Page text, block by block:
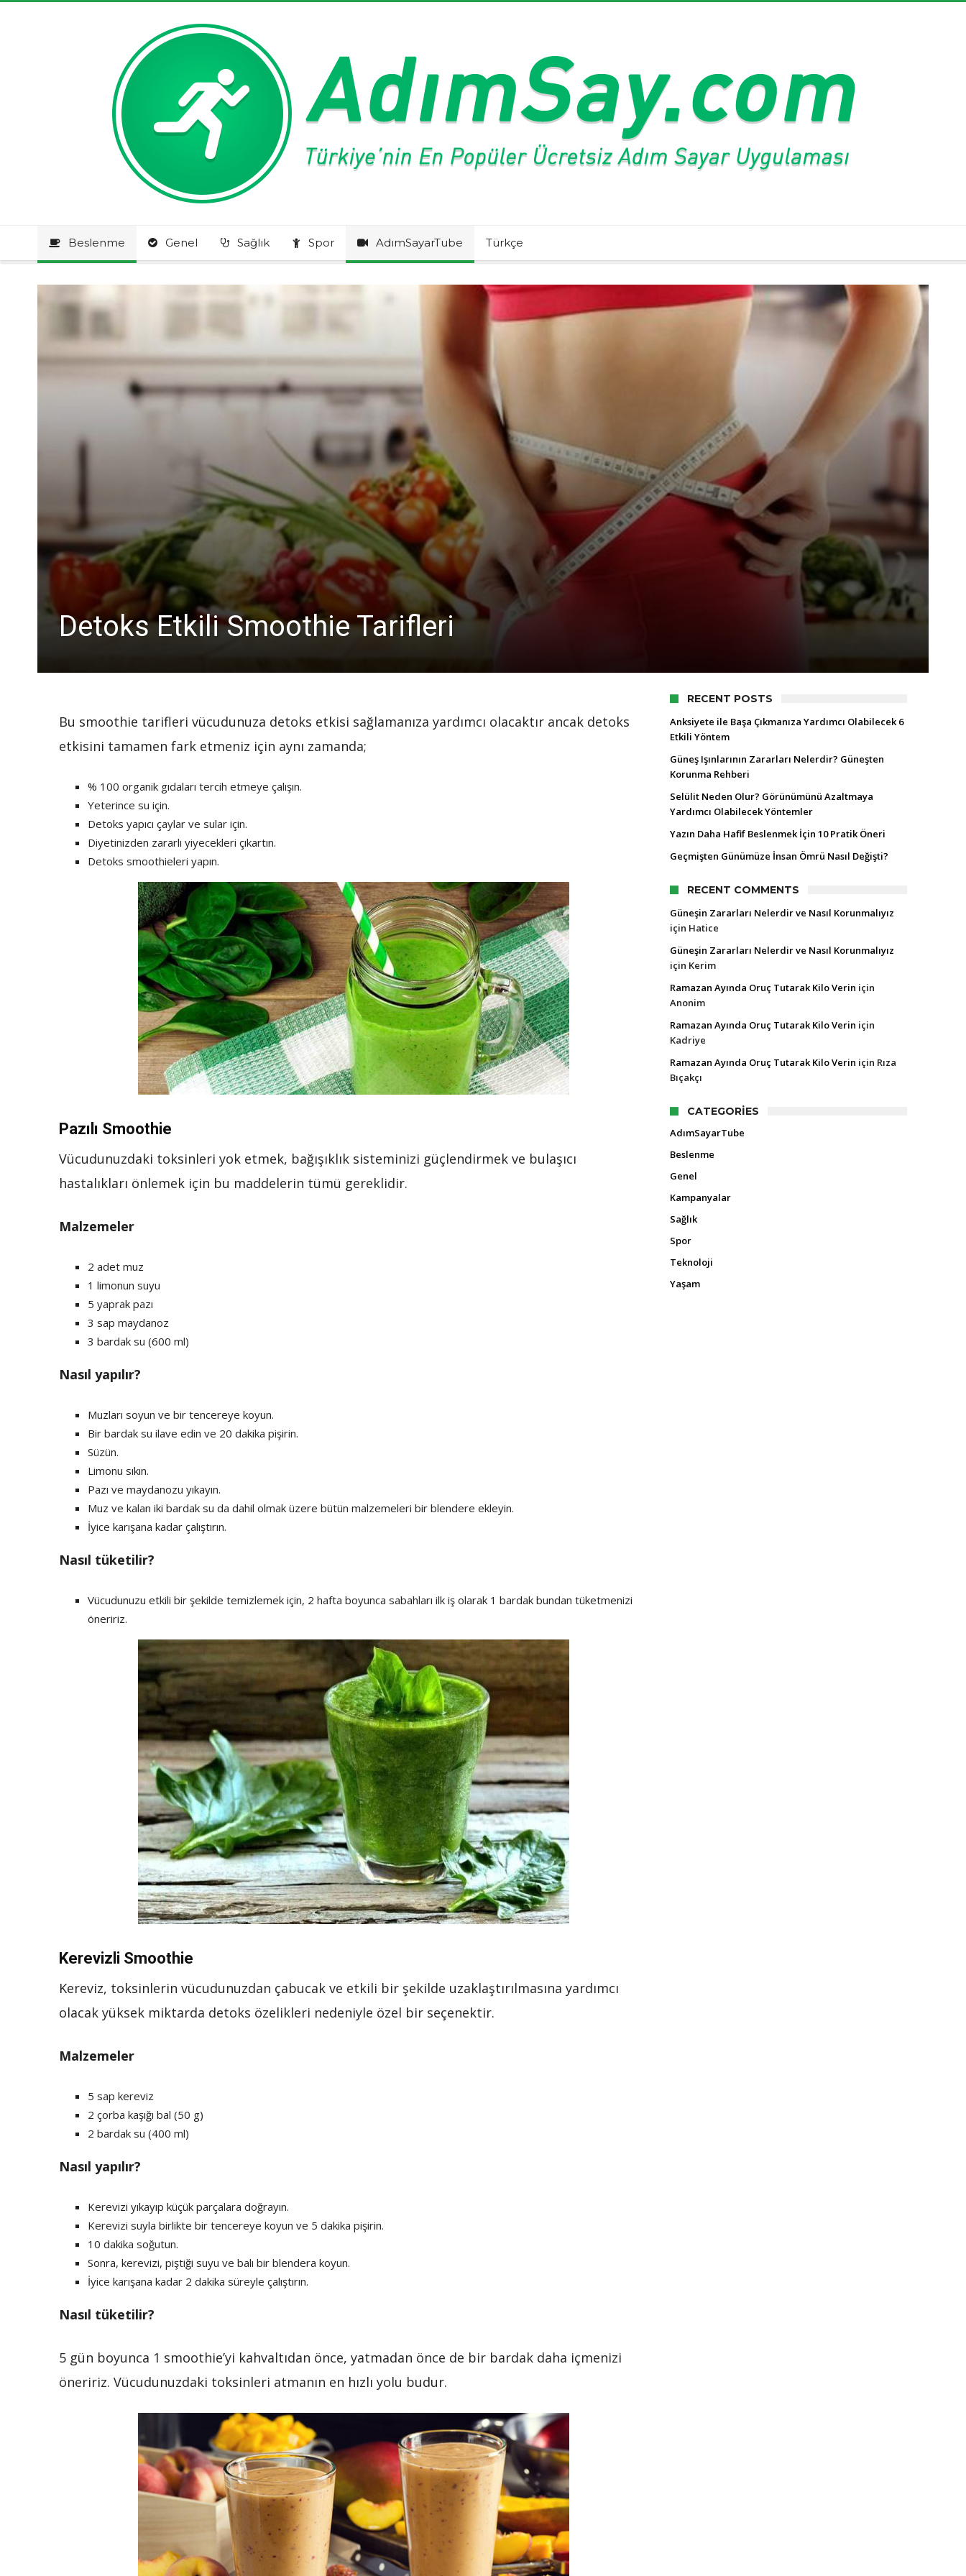
Beslenme Genel Sağlık Spor AdımSayarTube Türkçe
Detoks Etkili Smoothie Tarifleri
Bu smoothie tarifleri vücudunuza detoks etkisi sağlamanıza yardımcı olacaktır ancak detoks
etkisini tamamen fark etmeniz için aynı zamanda;
% 100 organik gıdaları tercih etmeye çalışın.
Yeterince su için.
Detoks yapıcı çaylar ve sular için.
Diyetinizden zararlı yiyecekleri çıkartın.
Detoks smoothieleri yapın.
Pazılı Smoothie
Vücudunuzdaki toksinleri yok etmek, bağışıklık sisteminizi güçlendirmek ve bulaşıcı
hastalıkları önlemek için bu maddelerin tümü gereklidir.
Malzemeler
2 adet muz
1 limonun suyu
5 yaprak pazı
3 sap maydanoz
3 bardak su (600 ml)
Nasıl yapılır?
Muzları soyun ve bir tencereye koyun.
Bir bardak su ilave edin ve 20 dakika pişirin.
Süzün.
Limonu sıkın.
Pazı ve maydanozu yıkayın.
Muz ve kalan iki bardak su da dahil olmak üzere bütün malzemeleri bir blendere ekleyin.
İyice karışana kadar çalıştırın.
Nasıl tüketilir?
Vücudunuzu etkili bir şekilde temizlemek için, 2 hafta boyunca sabahları ilk iş olarak 1 bardak bundan tüketmenizi
öneririz.
Kerevizli Smoothie
Kereviz, toksinlerin vücudunuzdan çabucak ve etkili bir şekilde uzaklaştırılmasına yardımcı
olacak yüksek miktarda detoks özelikleri nedeniyle özel bir seçenektir.
Malzemeler
5 sap kereviz
2 çorba kaşığı bal (50 g)
2 bardak su (400 ml)
Nasıl yapılır?
Kerevizi yıkayıp küçük parçalara doğrayın.
Kerevizi suyla birlikte bir tencereye koyun ve 5 dakika pişirin.
10 dakika soğutun.
Sonra, kerevizi, piştiği suyu ve balı bir blendera koyun.
İyice karışana kadar 2 dakika süreyle çalıştırın.
Nasıl tüketilir?
5 gün boyunca 1 smoothie’yi kahvaltıdan önce, yatmadan önce de bir bardak daha içmenizi
öneririz. Vücudunuzdaki toksinleri atmanın en hızlı yolu budur.
RECENT POSTS
Anksiyete ile Başa Çıkmanıza Yardımcı Olabilecek 6
Etkili Yöntem
Güneş Işınlarının Zararları Nelerdir? Güneşten
Korunma Rehberi
Selülit Neden Olur? Görünümünü Azaltmaya
Yardımcı Olabilecek Yöntemler
Yazın Daha Hafif Beslenmek İçin 10 Pratik Öneri
Geçmişten Günümüze İnsan Ömrü Nasıl Değişti?
RECENT COMMENTS
Güneşin Zararları Nelerdir ve Nasıl Korunmalıyız
için Hatice
Güneşin Zararları Nelerdir ve Nasıl Korunmalıyız
için Kerim
Ramazan Ayında Oruç Tutarak Kilo Verin için
Anonim
Ramazan Ayında Oruç Tutarak Kilo Verin için
Kadriye
Ramazan Ayında Oruç Tutarak Kilo Verin için Rıza
Bıçakçı
CATEGORIES
AdımSayarTube
Beslenme
Genel
Kampanyalar
Sağlık
Spor
Teknoloji
Yaşam